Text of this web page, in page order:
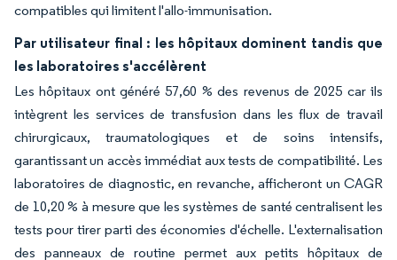
compatibles qui limitent l'allo-immunisation.
Par utilisateur final : les hôpitaux dominent tandis que
les laboratoires s'accélèrent
Les hôpitaux ont généré 57,60 % des revenus de 2025 car ils
intègrent les services de transfusion dans les flux de travail
chirurgicaux, traumatologiques et de soins intensifs,
garantissant un accès immédiat aux tests de compatibilité. Les
laboratoires de diagnostic, en revanche, afficheront un CAGR
de 10,20 % à mesure que les systèmes de santé centralisent les
tests pour tirer parti des économies d'échelle. L'externalisation
des panneaux de routine permet aux petits hôpitaux de